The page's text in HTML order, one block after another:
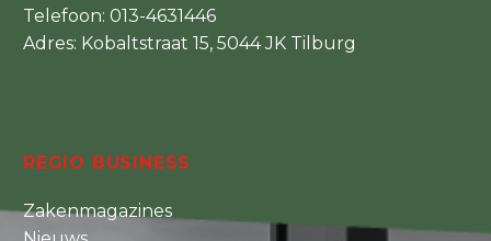
Telefoon: 013-4631446
Adres: Kobaltstraat 15, 5044 JK Tilburg
REGIO BUSINESS
Zakenmagazines